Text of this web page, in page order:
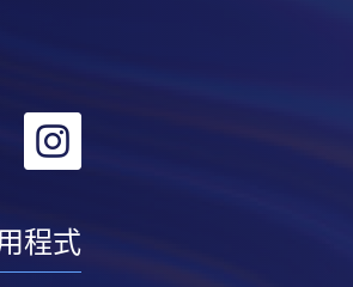
转
instagram
程式